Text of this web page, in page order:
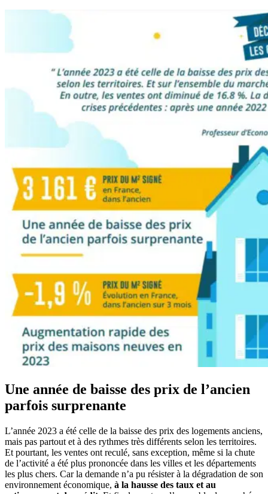
Une année de baisse des prix de l’ancien
parfois surprenante
L’année 2023 a été celle de la baisse des prix des logements anciens,
mais pas partout et à des rythmes très différents selon les territoires.
Et pourtant, les ventes ont reculé, sans exception, même si la chute
de l’activité a été plus prononcée dans les villes et les départements
les plus chers. Car la demande n’a pu résister à la dégradation de son
environnement économique, à la hausse des taux et au